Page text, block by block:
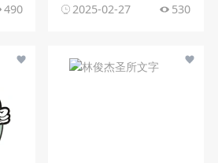
490 2025-02-27 530